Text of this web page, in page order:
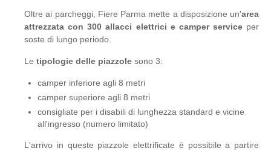
Oltre ai parcheggi, Fiere Parma mette a disposizione un'area
attrezzata con 300 allacci elettrici e camper serviceper
soste di lungo periodo.
Le tipologie delle piazzole sono 3:
camper inferiore agli 8 metri
camper superiore agli 8 metri
consigliate per i disabili di lunghezza standard e vicine
all'ingresso (numero limitato)
L'arrivo in queste piazzole elettrificate è possibile a partire